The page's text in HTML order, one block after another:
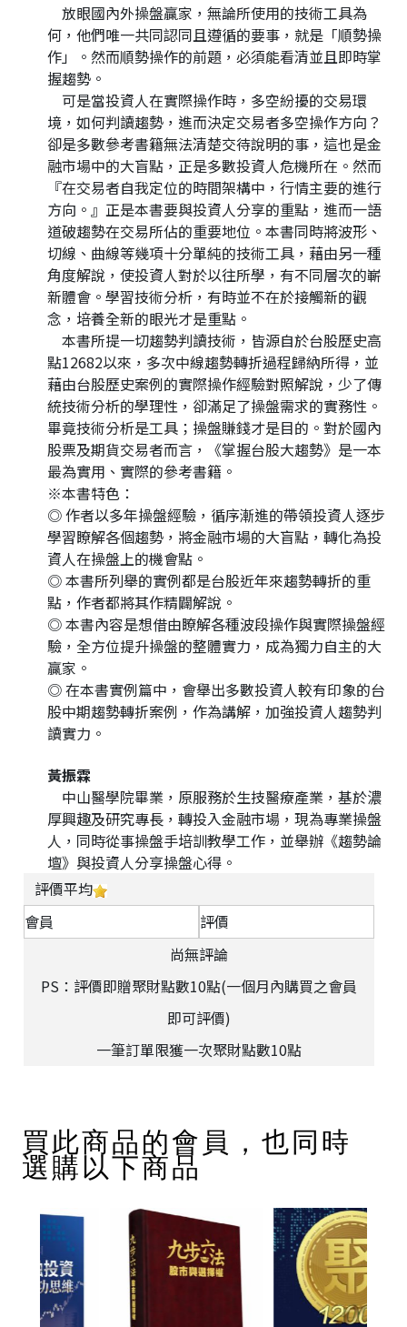
放眼國內外操盤贏家，無論所使用的技術工具為
何，他們唯一共同認同且遵循的要事，就是「順勢操
作」。然而順勢操作的前題，必須能看清並且即時掌
握趨勢。
可是當投資人在實際操作時，多空紛擾的交易環
境，如何判讀趨勢，進而決定交易者多空操作方向？
卻是多數參考書籍無法清楚交待說明的事，這也是金
融市場中的大盲點，正是多數投資人危機所在。然而
『在交易者自我定位的時間架構中，行情主要的進行
方向。』正是本書要與投資人分享的重點，進而一語
道破趨勢在交易所佔的重要地位。本書同時將波形、
切線、曲線等幾項十分單純的技術工具，藉由另一種
角度解說，使投資人對於以往所學，有不同層次的嶄
新體會。學習技術分析，有時並不在於接觸新的觀
念，培養全新的眼光才是重點。
本書所提一切趨勢判讀技術，皆源自於台股歷史高
點12682以來，多次中線趨勢轉折過程歸納所得，並
藉由台股歷史案例的實際操作經驗對照解說，少了傳
統技術分析的學理性，卻滿足了操盤需求的實務性。
畢竟技術分析是工具；操盤賺錢才是目的。對於國內
股票及期貨交易者而言，《掌握台股大趨勢》是一本
最為實用、實際的參考書籍。
※本書特色：
◎ 作者以多年操盤經驗，循序漸進的帶領投資人逐步
學習瞭解各個趨勢，將金融市場的大盲點，轉化為投
資人在操盤上的機會點。
◎ 本書所列舉的實例都是台股近年來趨勢轉折的重
點，作者都將其作精闢解說。
◎ 本書內容是想借由瞭解各種波段操作與實際操盤經
驗，全方位提升操盤的整體實力，成為獨力自主的大
贏家。
◎ 在本書實例篇中，會舉出多數投資人較有印象的台
股中期趨勢轉折案例，作為講解，加強投資人趨勢判
讀實力。
黃振霖
中山醫學院畢業，原服務於生技醫療產業，基於濃
厚興趣及研究專長，轉投入金融市場，現為專業操盤
人，同時從事操盤手培訓教學工作，並舉辦《趨勢論
壇》與投資人分享操盤心得。
評價平均
會員
評價
尚無評論
PS：評價即贈聚財點數10點(一個月內購買之會員
即可評價)
一筆訂單限獲一次聚財點數10點
買此商品的會員，也同時
選購以下商品